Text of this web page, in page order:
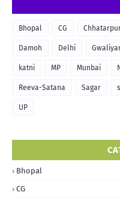
Bhopal CG
Damoh Delhi
katni MP Munbai
Reeva-Satana Sagar
UP
Bhopal
CG